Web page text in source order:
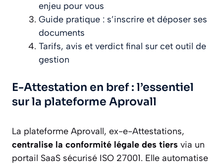
enjeu pour vous
Guide pratique : s’inscrire et déposer ses
documents
Tarifs, avis et verdict final sur cet outil de
gestion
E-Attestation en bref : l’essentiel
sur la plateforme Aprovall
La plateforme Aprovall, ex-e-Attestations,
centralise la conformité légale des tiers via un
portail SaaS sécurisé ISO 27001. Elle automatise